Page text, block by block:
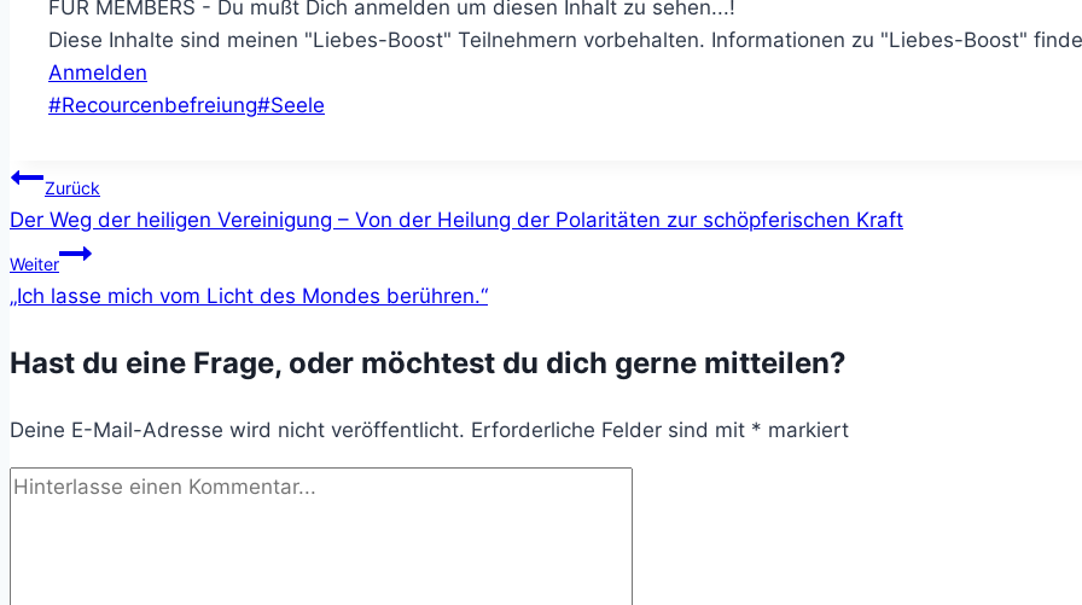
FÜR MEMBERS - Du mußt Dich anmelden um diesen Inhalt zu sehen...!
Diese Inhalte sind meinen "Liebes-Boost" Teilnehmern vorbehalten. Informationen zu "Liebes-Boost"
Anmelden
Schlagworte:
#Recourcenbefreiung#Seele
Beitragsnavigation
Zurück
Der Weg der heiligen Vereinigung – Von der Heilung der Polaritäten zur schöpferischen Kraft
Weiter
„Ich lasse mich vom Licht des Mondes berühren.“
Hast du eine Frage, oder möchtest du dich gerne mitteilen?
Deine E-Mail-Adresse wird nicht veröffentlicht. Erforderliche Felder sind mit * markiert